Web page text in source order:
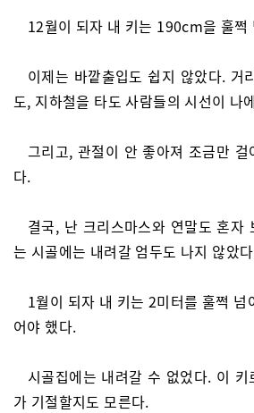
12월이 되자 내 키는 190cm을 훌쩍
이제는 바깥출입도 쉽지 않았다. 거
도, 지하철을 타도 사람들의 시선이 나
그리고, 관절이 안 좋아져 조금만
다.
결국, 난 크리스마스와 연말도 혼자
는 시골에는 내려갈 엄두도 나지 않았
1월이 되자 내 키는 2미터를 훌쩍 넘
어야 했다.
시골집에는 내려갈 수 없었다. 이
가 기절할지도 모른다.